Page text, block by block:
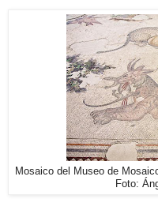
Mosaico del Museo de
Foto: